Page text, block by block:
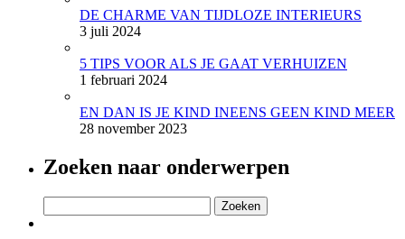
DE CHARME VAN TIJDLOZE INTERIEURS
3 juli 2024
5 TIPS VOOR ALS JE GAAT VERHUIZEN
1 februari 2024
EN DAN IS JE KIND INEENS GEEN KIND MEER
28 november 2023
Zoeken naar onderwerpen
naar: